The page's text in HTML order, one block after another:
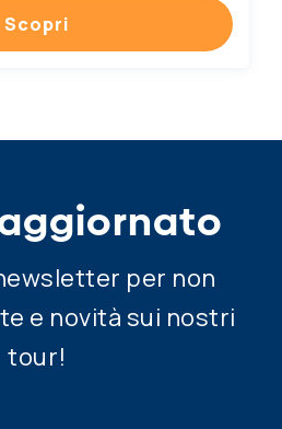
Scopri
per non
e novità sui nostri
tour!